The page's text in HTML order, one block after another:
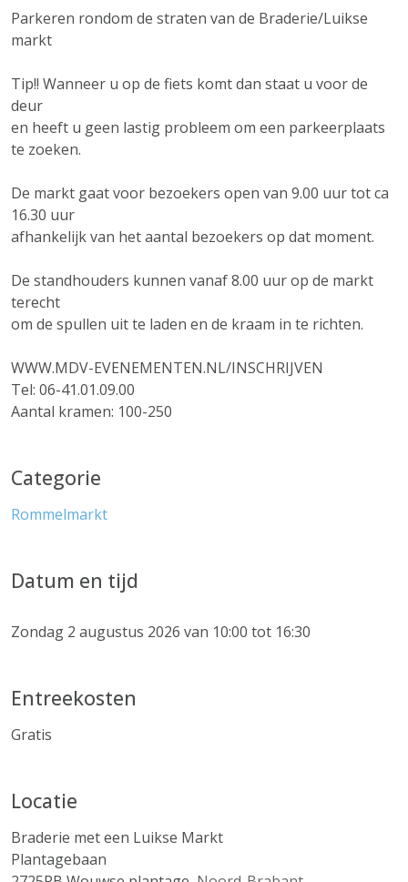
Parkeren rondom de straten van de Braderie/Luikse
markt
Tip!! Wanneer u op de fiets komt dan staat u voor de
deur
en heeft u geen lastig probleem om een parkeerplaats
te zoeken.
De markt gaat voor bezoekers open van 9.00 uur tot ca
16.30 uur
afhankelijk van het aantal bezoekers op dat moment.
De standhouders kunnen vanaf 8.00 uur op de markt
terecht
om de spullen uit te laden en de kraam in te richten.
WWW.MDV-EVENEMENTEN.NL/INSCHRIJVEN
Tel: 06-41.01.09.00
Aantal kramen: 100-250
Categorie
Rommelmarkt
Datum en tijd
Zondag 2 augustus 2026 van 10:00 tot 16:30
Entreekosten
Gratis
Locatie
Braderie met een Luikse Markt
Plantagebaan